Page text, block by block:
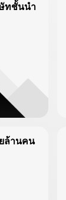
ทชั้นนำ
ล้านคน